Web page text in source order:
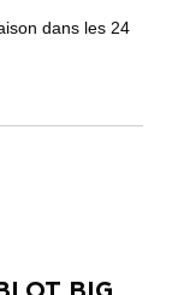
dans les 24